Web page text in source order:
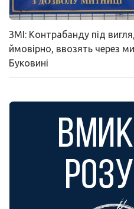
ЗМІ: Контрабанду під
ймовірно, ввозять через
Буковині